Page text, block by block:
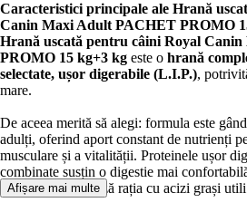
Caracteristici principale ale Hrană
Canin Maxi Adult PACHET PROMO
Hrană uscată pentru câini Royal
PROMO 15 kg+3 kg este o hrană
selectate, ușor digerabile (L.I.P.),
mare.
De aceea merită să alegi: formula este
adulți, oferind aport constant de nutrienți
musculare și a vitalității. Proteinele ușor
combinate susțin o digestie mai
de soia completează rația cu acizi grași
Afișare mai multe